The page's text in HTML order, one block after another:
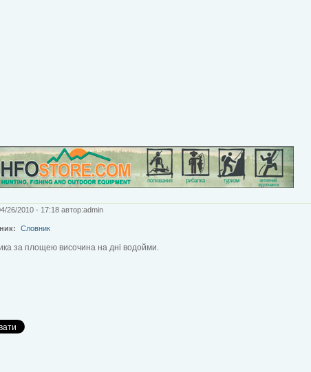
26/2010 - 17:18 автор:admin
Словник
за площею височина на дні водойми.